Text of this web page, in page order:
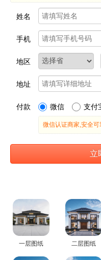
一层图纸 二层图纸